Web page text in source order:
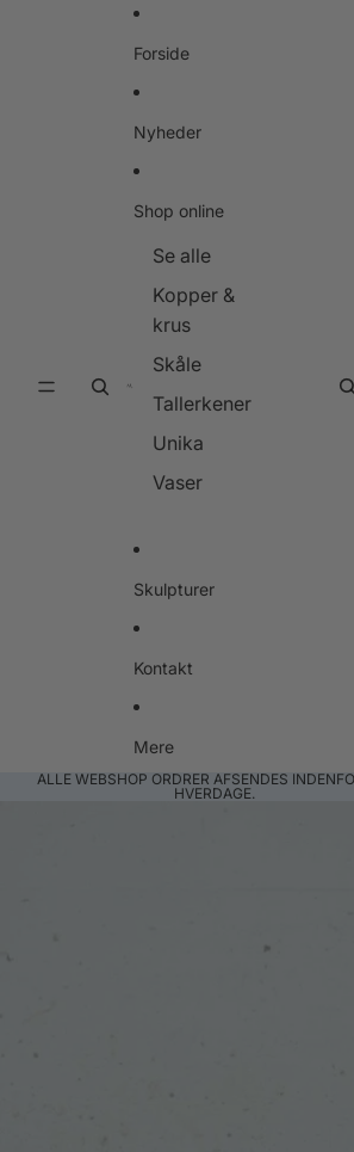
Forside
Nyheder
Shop online
Se alle
Kopper &
krus
Skåle
Tallerkener
Unika
Vaser
Skulpturer
Kontakt
Mere
ALLE WEBSHOP ORDRER AFSENDES
HVERDAGE.
Gå til produktoplysninger